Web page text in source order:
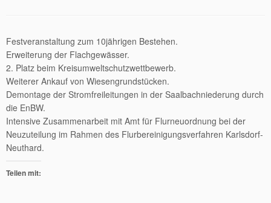
Festveranstaltung zum 10jährigen Bestehen.
Erweiterung der Flachgewässer.
2. Platz beim Kreisumweltschutzwettbewerb.
Weiterer Ankauf von Wiesengrundstücken.
Demontage der Stromfreileitungen in der Saalbachniederung durch
die EnBW.
Intensive Zusammenarbeit mit Amt für Flurneuordnung bei der
Neuzuteilung im Rahmen des Flurbereinigungsverfahren Karlsdorf-
Neuthard.
Teilen mit: